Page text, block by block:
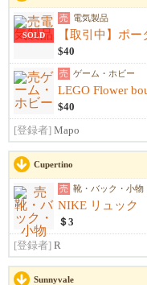
SOLD
売 電気製品
【取引中】ポ
$40
売 ゲーム・ホビー
LEGO Flower
$40
[登録者] Mapo
Cupertino
売 靴・バック・小物
NIKE リュック
＄3
[登録者] R
Sunnyvale